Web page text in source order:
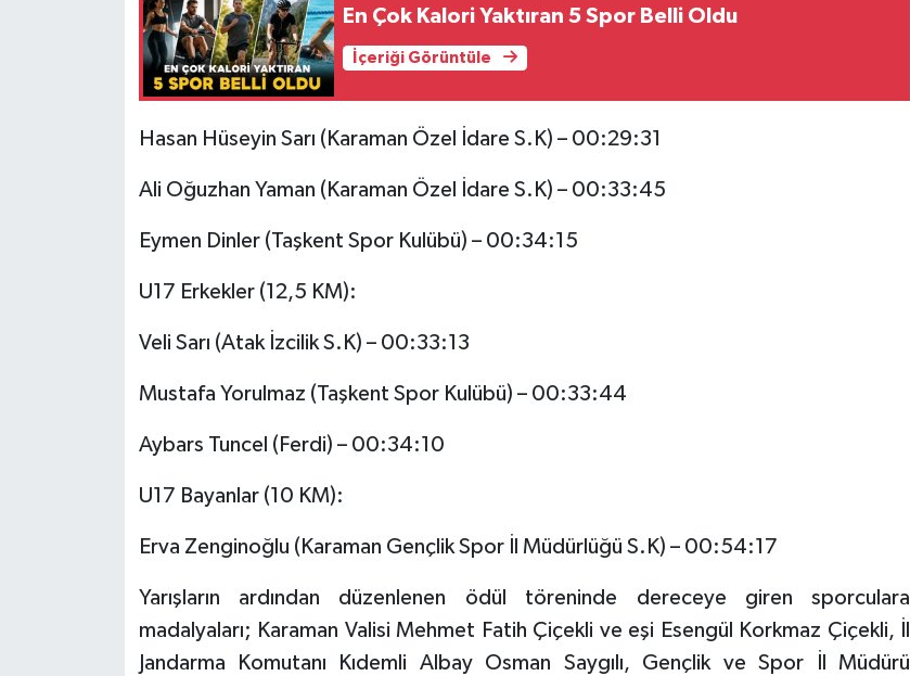
En Çok Kalori Yaktıran 5 Spor Belli Oldu
İçeriği Görüntüle
Hasan Hüseyin Sarı (Karaman Özel İdare S.K) – 00:29:31
Ali Oğuzhan Yaman (Karaman Özel İdare S.K) – 00:33:45
Eymen Dinler (Taşkent Spor Kulübü) – 00:34:15
U17 Erkekler (12,5 KM):
Veli Sarı (Atak İzcilik S.K) – 00:33:13
Mustafa Yorulmaz (Taşkent Spor Kulübü) – 00:33:44
Aybars Tuncel (Ferdi) – 00:34:10
U17 Bayanlar (10 KM):
Erva Zenginoğlu (Karaman Gençlik Spor İl Müdürlüğü S.K) – 00:54:17
Yarışların ardından düzenlenen ödül töreninde dereceye giren sporculara
madalyaları; Karaman Valisi Mehmet Fatih Çiçekli ve eşi Esengül Korkmaz Çiçekli, İl
Jandarma Komutanı Kıdemli Albay Osman Saygılı, Gençlik ve Spor İl Müdürü